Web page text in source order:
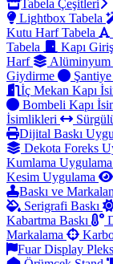
Tabela Çeşitleri
Lightbox Tabela
Kutu Harf Tabela
Tabela
Kapı
Harf
Alüminyum
Giydirme
İç Mekan Kapı
Bombeli Kapı
İsimlikleri
Dijital Baskı
Dekota Foreks
Kumlama Uygulama
Kesim Uygulama
Baskı ve
Serigrafi Baskı
Kabartma Baskı
Markalama
Fuar Display